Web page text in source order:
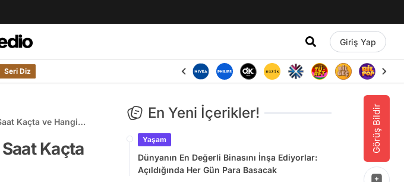
Giriş Yap
Seri Diz
Görüş Bildir
Kaçta ve Hangi
Kaçta
En Yeni İçerikler!
Yaşam
Dünyanın En Değerli Binasını İnşa Ediyorlar:
Açıldığında Her Gün Para Basacak